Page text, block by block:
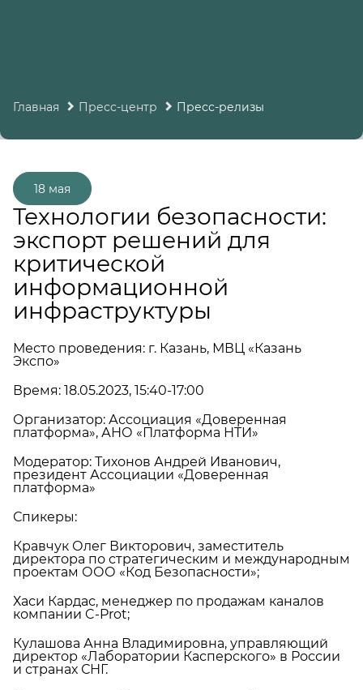
Главная Пресс-центр Пресс-релизы
Технологии безопасности:
экспорт решений для
критической
информационной
инфраструктуры
18 мая
Место проведения: г. Казань, МВЦ «Казань
Экспо»
Время: 18.05.2023, 15:40-17:00
Организатор: Ассоциация «Доверенная
платформа», АНО «Платформа НТИ»
Модератор: Тихонов Андрей Иванович,
президент Ассоциации «Доверенная
платформа»
Спикеры:
Кравчук Олег Викторович, заместитель
директора по стратегическим и международным
проектам ООО «Код Безопасности»;
Хаси Кардас, менеджер по продажам каналов
компании C-Prot;
Кулашова Анна Владимировна, управляющий
директор «Лаборатории Касперского» в России
и странах СНГ.